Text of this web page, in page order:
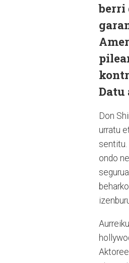
berri
Datu
Don
urratu
sentitu.
ondo